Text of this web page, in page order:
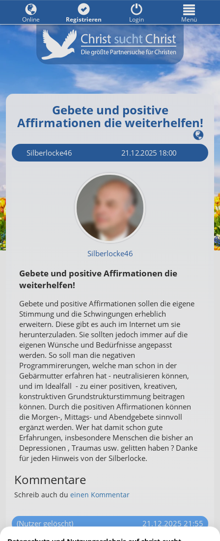
Gebete und positive
Affirmationen die weiterhelfen!
Silberlocke46 21.12.2025 18:00
Silberlocke46
Gebete und positive Affirmationen die
weiterhelfen!
Gebete und positive Affirmationen sollen die eigene
Stimmung und die Schwingungen erheblich
erweitern. Diese gibt es auch im Internet um sie
herunterzuladen. Sie sollten jedoch immer auf die
eigenen Wünsche und Bedürfnisse angepasst
werden. So soll man die negativen
Programmirerungen, welche man schon in der
Gebärmutter erfahren hat - neutralisieren können,
und im Idealfall - zu einer positiven, kreativen,
konstruktiven Grundstrukturstimmung beitragen
können. Durch die positiven Affirmationen können
die Morgen-, Mittags- und Abendgebete sinnvoll
ergänzt werden. Wer hat damit schon gute
Erfahrungen, insbesondere Menschen die bisher an
Depressionen , Traumas usw. gelitten haben ? Danke
für jeden Hinweis von der Silberlocke.
Kommentare
Schreib auch du einen Kommentar
(Nutzer gelöscht)
21.12.2025 21:55
Online Registrieren Login Menü